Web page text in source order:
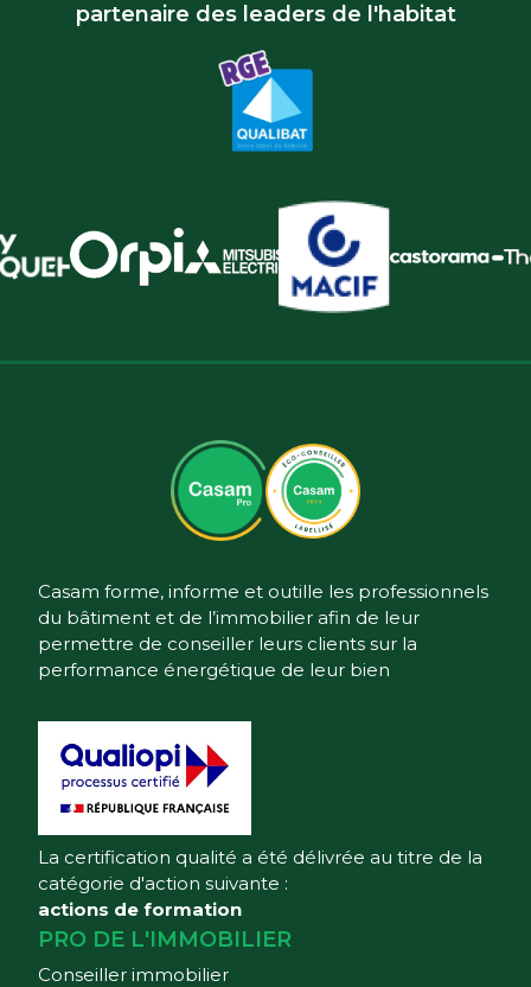
partenaire des leaders de l'habitat
Casam forme, informe et outille les professionnels
du bâtiment et de l’immobilier afin de leur
permettre de conseiller leurs clients sur la
performance énergétique de leur bien
La certification qualité a été délivrée au titre de la
catégorie d'action suivante :
actions de formation
PRO DE L'IMMOBILIER
Conseiller immobilier